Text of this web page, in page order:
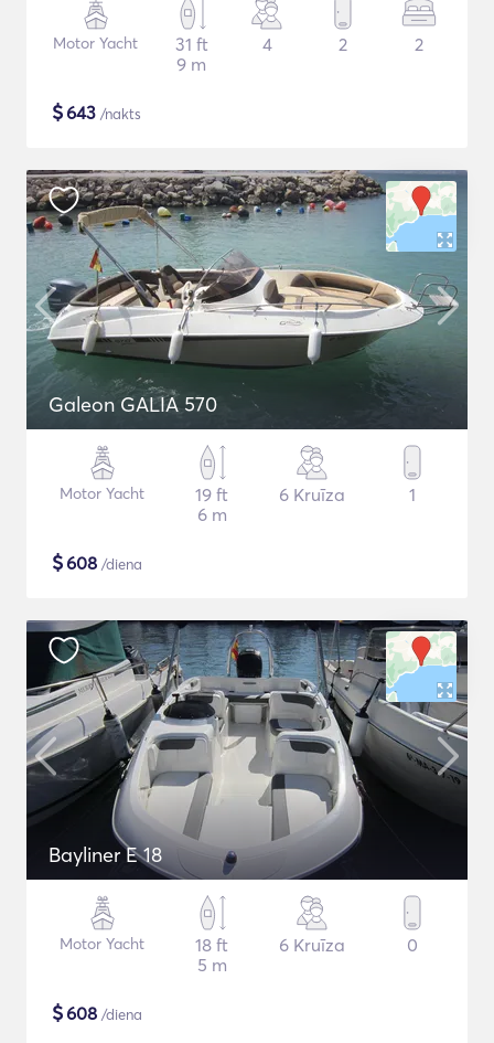
Motor Yacht
31 ft
9 m
4 2 2
$643 /nakts
Galeon GALIA 570
Motor Yacht
19 ft
6 m
6 Kruīza 1
$608 /diena
Bayliner E 18
Motor Yacht
18 ft
5 m
6 Kruīza 0
$608 /diena